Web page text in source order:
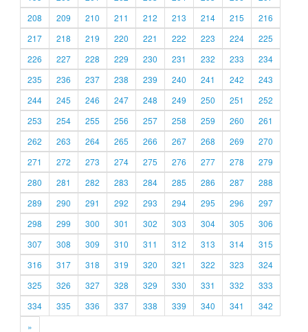
208
209 210 211 212 213 214 215
216
217
218 219 220 221 222 223 224
225
226
227 228 229 230 231 232 233
234
235
236 237 238 239 240 241 242
243
244
245 246 247 248 249 250 251
252
253
254 255 256 257 258 259 260
261
262
263 264 265 266 267 268 269
270
271
272 273 274 275 276 277 278
279
280
281 282 283 284 285 286 287
288
289
290 291 292 293 294 295 296
297
298
299 300 301 302 303 304 305
306
307
308 309 310 311 312 313 314
315
316
317 318 319 320 321 322 323
324
325
326 327 328 329 330 331 332
333
334
335 336 337 338 339 340 341
342
»